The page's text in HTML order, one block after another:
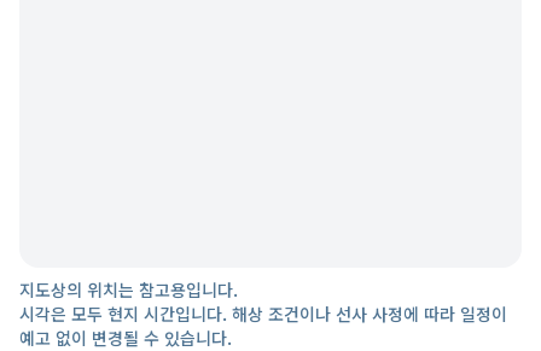
지도상의 위치는 참고용입니다.
시각은 모두 현지 시간입니다. 해상 조건이나 선사 사정에 따라 일정이
예고 없이 변경될 수 있습니다.